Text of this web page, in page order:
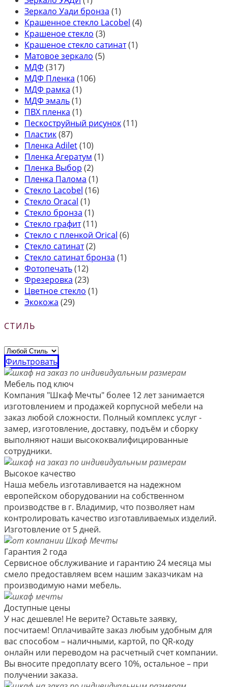
Зеркало Уади бронза (1)
Крашенное стекло Lacobel (4)
Крашеное стекло (3)
Крашеное стекло сатинат(1)
Матовое зеркало (5)
МДФ (317)
МДФ Пленка (106)
МДФ рамка (1)
МДФ эмаль(1)
ПВХ пленка (1)
Пескоструйный рисунок(11)
Пластик(87)
Пленка Adilet(10)
Пленка Агератум (1)
Пленка Выбор (2)
Пленка Палома (1)
Стекло Lacobel (16)
Стекло Oracal (1)
Стекло бронза (1)
Стекло графит(11)
Стекло с пленкой Orical (6)
Стекло сатинат(2)
Стекло сатинат бронза (1)
Фотопечать(12)
Фрезеровка (23)
Цветное стекло (1)
Экокожа (29)
СТИЛЬ
Фильтровать
Мебель под ключ
Компания "Шкаф Мечты" более 12 лет занимается
изготовлением и продажей корпусной мебели на
заказ любой сложности. Полный комплекс услуг -
замер, изготовление, доставку, подъём и сборку
выполняют наши высококвалифицированные
сотрудники.
Высокое качество
Наша мебель изготавливается на надежном
европейском оборудовании на собственном
производстве в г. Владимир, что позволяет нам
контролировать качество изготавливаемых изделий.
Изготовление от 5 дней.
Гарантия 2 года
Сервисное обслуживание и гарантию 24 месяца мы
смело предоставляем всем нашим заказчикам на
производимую нами мебель.
Доступные цены
У нас дешевле! Не верите? Оставьте заявку,
посчитаем! Оплачивайте заказ любым удобным для
вас способом – наличными, картой, по QR-коду
онлайн или переводом на расчетный счет компании.
Вы вносите предоплату всего 10%, остальное – при
получении заказа.